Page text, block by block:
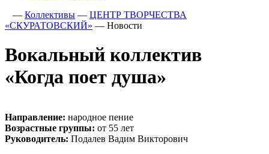
— Коллективы — ЦЕНТР ТВОРЧЕСТВА
«СКУРАТОВСКИЙ» — Новости
Вокальный коллектив
«Когда поет душа»
Направление: народное пение
Возрастные группы: от 55 лет
Руководитель: Подалев Вадим Викторович